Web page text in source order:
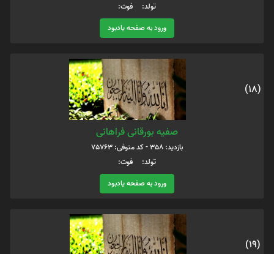
تولد: فوت:
ورود به صفحه یادبود
(18)
صفیه بورقانی فراهانی
بازدید: 358 - کد متوفی: 75763
تولد: فوت:
ورود به صفحه یادبود
(19)